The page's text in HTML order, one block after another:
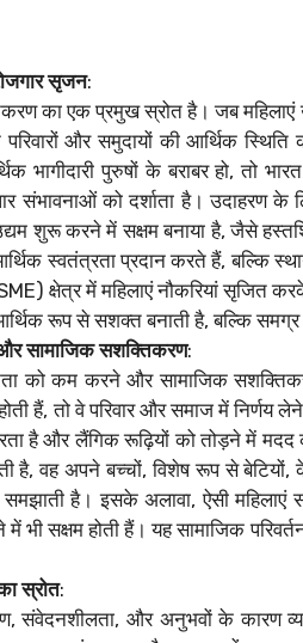
सृजन:
का एक प्रमुख स्रोत है। जब
और समुदायों की आर्थिक
भागीदारी पुरुषों के बराबर हो, तो
संभावनाओं को दर्शाता है। उदाहरण के
शुरू करने में सक्षम बनाया है, जैसे
स्वतंत्रता प्रदान करते हैं, बल्कि
क्षेत्र में महिलाएं नौकरियां सृजित
रूप से सशक्त बनाती है, बल्कि समग्र
सामाजिक सशक्तिकरण:
को कम करने और सामाजिक
हैं, तो वे परिवार और समाज में निर्णय
है और लैंगिक रूढ़ियों को तोड़ने में मदद
है, वह अपने बच्चों, विशेष रूप से बेटियों,
है। इसके अलावा, ऐसी महिलाएं
भी सक्षम होती हैं। यह सामाजिक
स्रोत:
संवेदनशीलता, और अनुभवों के कारण